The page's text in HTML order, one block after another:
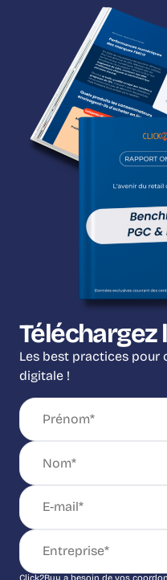
Téléchargez
Les best practices
digitale !
Click2Buy a besoin de vos